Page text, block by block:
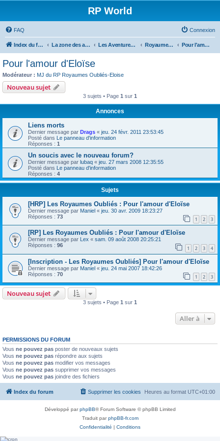
RP World
FAQ Connexion
Index du forum La zone des aventures - Forums RP Les Aventures présentes Royaumes Oubliés Pour l'amour d'Eloïse
Pour l'amour d'Eloïse
Modérateur : MJ du RP Royaumes Oubliés-Eloise
Nouveau sujet
3 sujets • Page 1 sur 1
Annonces
Liens morts
Dernier message par Drags « jeu. 24 févr. 2011 23:53:45
Posté dans Le panneau d'information
Réponses : 1
Un soucis avec le nouveau forum?
Dernier message par lubaq « jeu. 27 mars 2008 12:35:55
Posté dans Le panneau d'information
Réponses : 4
Sujets
[HRP] Les Royaumes Oubliés : Pour l'amour d'Eloïse
Dernier message par Maniel « jeu. 30 avr. 2009 18:23:27
Réponses : 73 1 2 3
[RP] Les Royaumes Oubliés : Pour l'amour d'Eloïse
Dernier message par Lex « sam. 09 août 2008 20:25:21
Réponses : 96 1 2 3 4
[Inscription - Les Royaumes Oubliés] Pour l'amour d'Eloïse
Dernier message par Maniel « jeu. 24 mai 2007 18:42:26
Réponses : 70 1 2 3
Nouveau sujet
3 sujets • Page 1 sur 1
Aller à
PERMISSIONS DU FORUM
Vous ne pouvez pas poster de nouveaux sujets
Vous ne pouvez pas répondre aux sujets
Vous ne pouvez pas modifier vos messages
Vous ne pouvez pas supprimer vos messages
Vous ne pouvez pas joindre des fichiers
Index du forum Heures au format UTC+01:00
Supprimer les cookies
Développé parphpBB® Forum Software © phpBB Limited
Traduit parphpBB-fr.com
Confidentialité | Conditions